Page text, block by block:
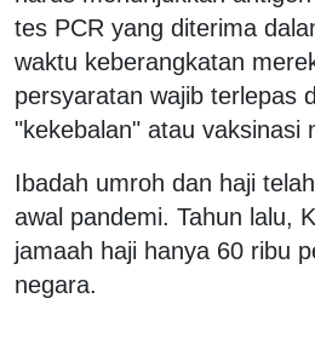
tes PCR yang diterima
waktu keberangkatan
persyaratan wajib terlepas
"kekebalan" atau vaksinasi
Ibadah umroh dan haji
awal pandemi. Tahun lalu,
jamaah haji hanya 60 ribu
negara.